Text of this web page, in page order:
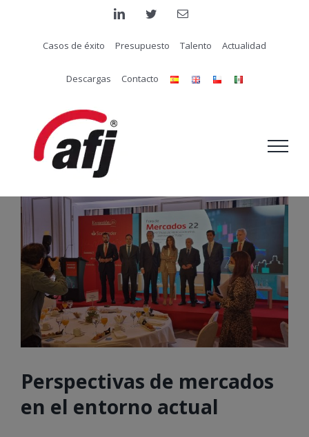
contenido
linkedintwitter Correo
Casos de éxito Presupuesto Talento Actualidad
Descargas Contacto
Perspectivas de mercados
en el entorno actual